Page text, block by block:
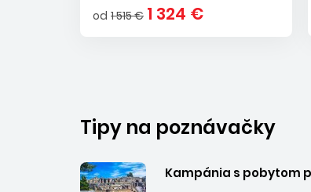
od 1 515 € 1 324 €
Tipy na poznávačky
Kampánia s pobytom